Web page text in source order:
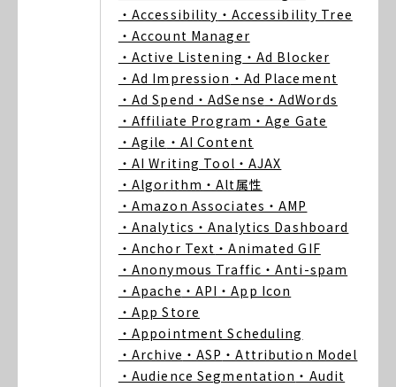
・Accessibility ・Accessibility Tree
・Account Manager
・Active Listening ・Ad Blocker
・Ad Impression ・Ad Placement
・Ad Spend ・AdSense ・AdWords
・Affiliate Program ・Age Gate
・Agile ・AI Content
・AI Writing Tool ・AJAX
・Algorithm ・Alt属性
・Amazon Associates ・AMP
・Analytics ・Analytics Dashboard
・Anchor Text ・Animated GIF
・Anonymous Traffic ・Anti-spam
・Apache ・API ・App Icon
・App Store
・Appointment Scheduling
・Archive ・ASP ・Attribution Model
・Audience Segmentation ・Audit